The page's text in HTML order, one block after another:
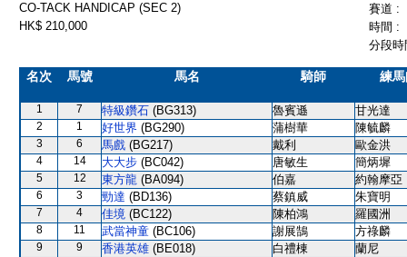
CO-TACK HANDICAP (SEC 2)
賽道 :
HK$ 210,000
時間 :
分段
名次 馬號 馬名 騎師 練
1 7 特級鑽石 (BG313) 魯賓遜 甘光達
2 1 好世界 (BG290) 蒲樹華 陳毓麟
3 6 馬戲 (BG217) 戴利 歐金洪
4 14 大大步 (BC042) 唐敏生 簡炳墀
5 12 東方龍 (BA094) 伯嘉 約翰摩亞
6 3 勁達 (BD136) 蔡鎮威 朱寶明
7 4 佳境 (BC122) 陳柏鴻 羅國洲
8 11 武當神童 (BC106) 謝展鵠 方祿麟
9 9 香港英雄 (BE018) 白禮棟 蘭尼